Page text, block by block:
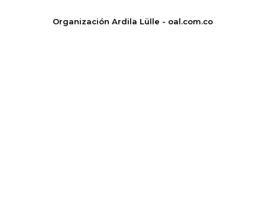
Organización Ardila Lülle - oal.com.co